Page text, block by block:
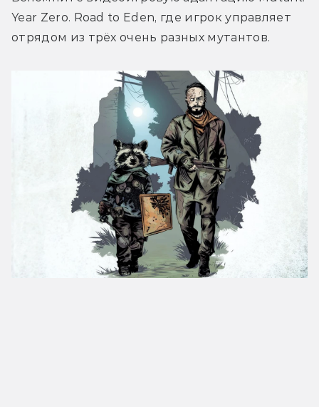
Year Zero. Road to Eden, где игрок управляет
отрядом из трёх очень разных мутантов.